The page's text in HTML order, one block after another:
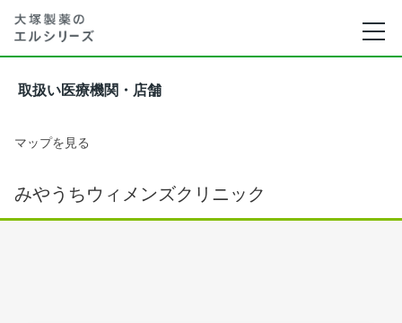
取扱い医療機関・店舗
マップを見る
みやうちウィメンズクリニック